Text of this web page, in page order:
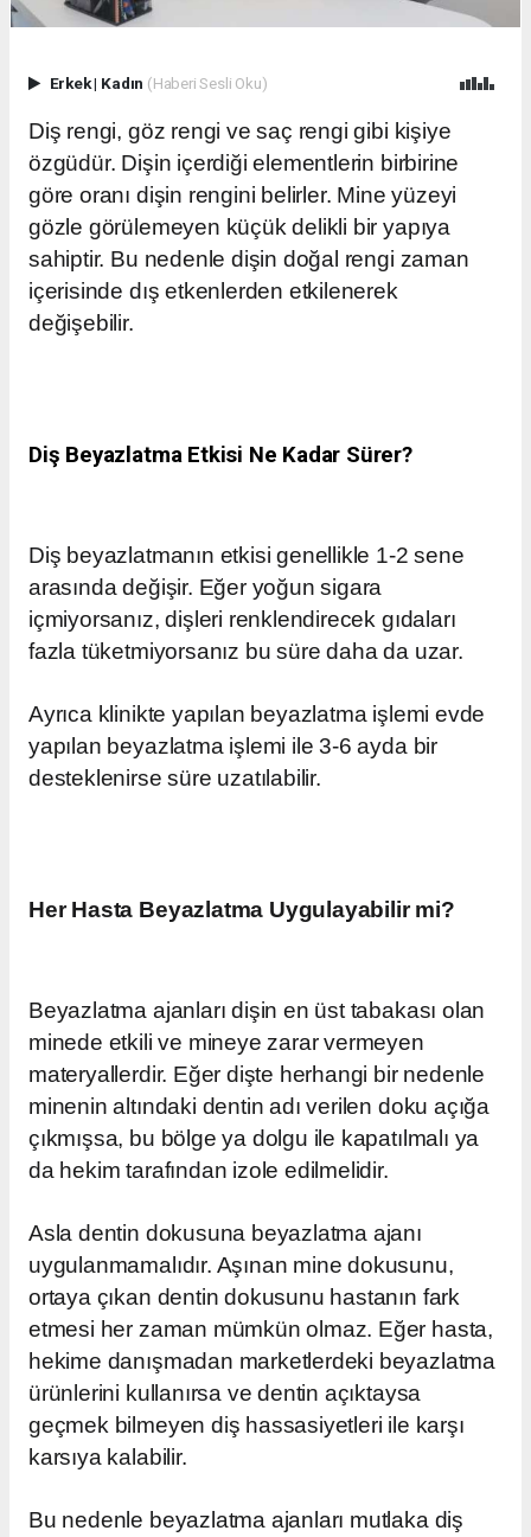
Erkek| Kadın (Haberi Sesli Oku)
Diş rengi, göz rengi ve saç rengi gibi kişiye
özgüdür. Dişin içerdiği elementlerin birbirine
göre oranı dişin rengini belirler. Mine yüzeyi
gözle görülemeyen küçük delikli bir yapıya
sahiptir. Bu nedenle dişin doğal rengi zaman
içerisinde dış etkenlerden etkilenerek
değişebilir.
Diş Beyazlatma Etkisi Ne Kadar Sürer?
Diş beyazlatmanın etkisi genellikle 1-2 sene
arasında değişir. Eğer yoğun sigara
içmiyorsanız, dişleri renklendirecek gıdaları
fazla tüketmiyorsanız bu süre daha da uzar.
Ayrıca klinikte yapılan beyazlatma işlemi evde
yapılan beyazlatma işlemi ile 3-6 ayda bir
desteklenirse süre uzatılabilir.
Her Hasta Beyazlatma Uygulayabilir mi?
Beyazlatma ajanları dişin en üst tabakası olan
minede etkili ve mineye zarar vermeyen
materyallerdir. Eğer dişte herhangi bir nedenle
minenin altındaki dentin adı verilen doku açığa
çıkmışsa, bu bölge ya dolgu ile kapatılmalı ya
da hekim tarafından izole edilmelidir.
Asla dentin dokusuna beyazlatma ajanı
uygulanmamalıdır. Aşınan mine dokusunu,
ortaya çıkan dentin dokusunu hastanın fark
etmesi her zaman mümkün olmaz. Eğer hasta,
hekime danışmadan marketlerdeki beyazlatma
ürünlerini kullanırsa ve dentin açıktaysa
geçmek bilmeyen diş hassasiyetleri ile karşı
karsıya kalabilir.
Bu nedenle beyazlatma ajanları mutlaka diş